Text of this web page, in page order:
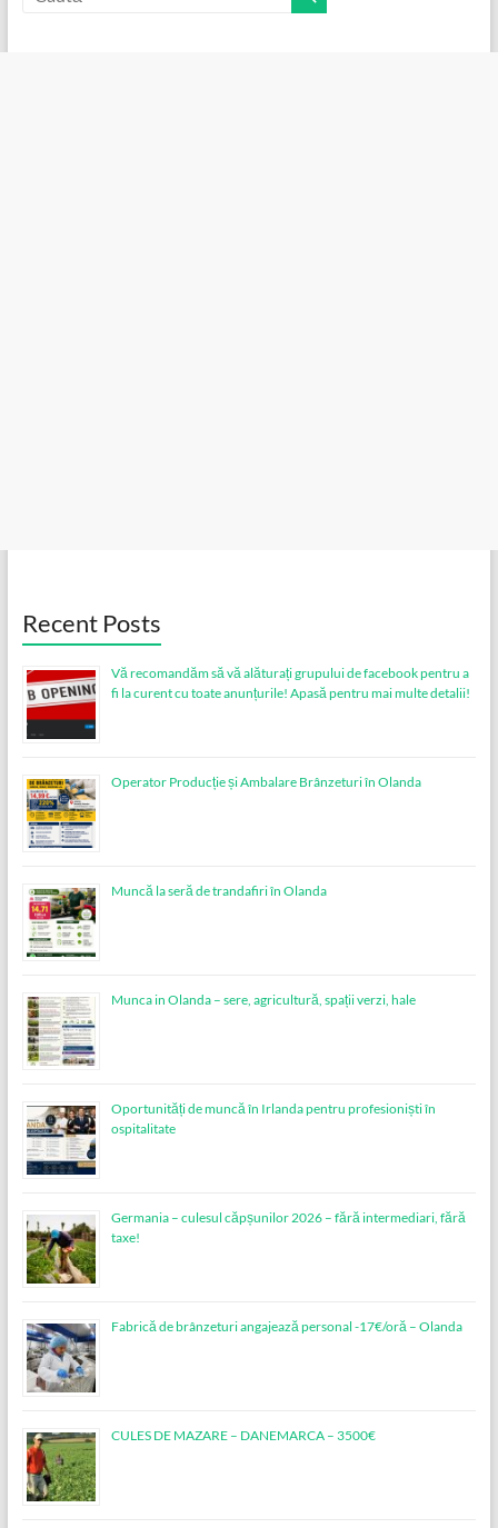
Recent Posts
Vă recomandăm să vă alăturați grupului de facebook pentru a
fi la curent cu toate anunțurile! Apasă pentru mai multe detalii!
Operator Producție și Ambalare Brânzeturi în Olanda
Muncă la seră de trandafiri în Olanda
Munca in Olanda – sere, agricultură, spații verzi, hale
Oportunități de muncă în Irlanda pentru profesioniști în
ospitalitate
Germania – culesul căpșunilor 2026 – fără intermediari, fără
taxe!
Fabrică de brânzeturi angajează personal -17€/oră – Olanda
CULES DE MAZARE – DANEMARCA – 3500€